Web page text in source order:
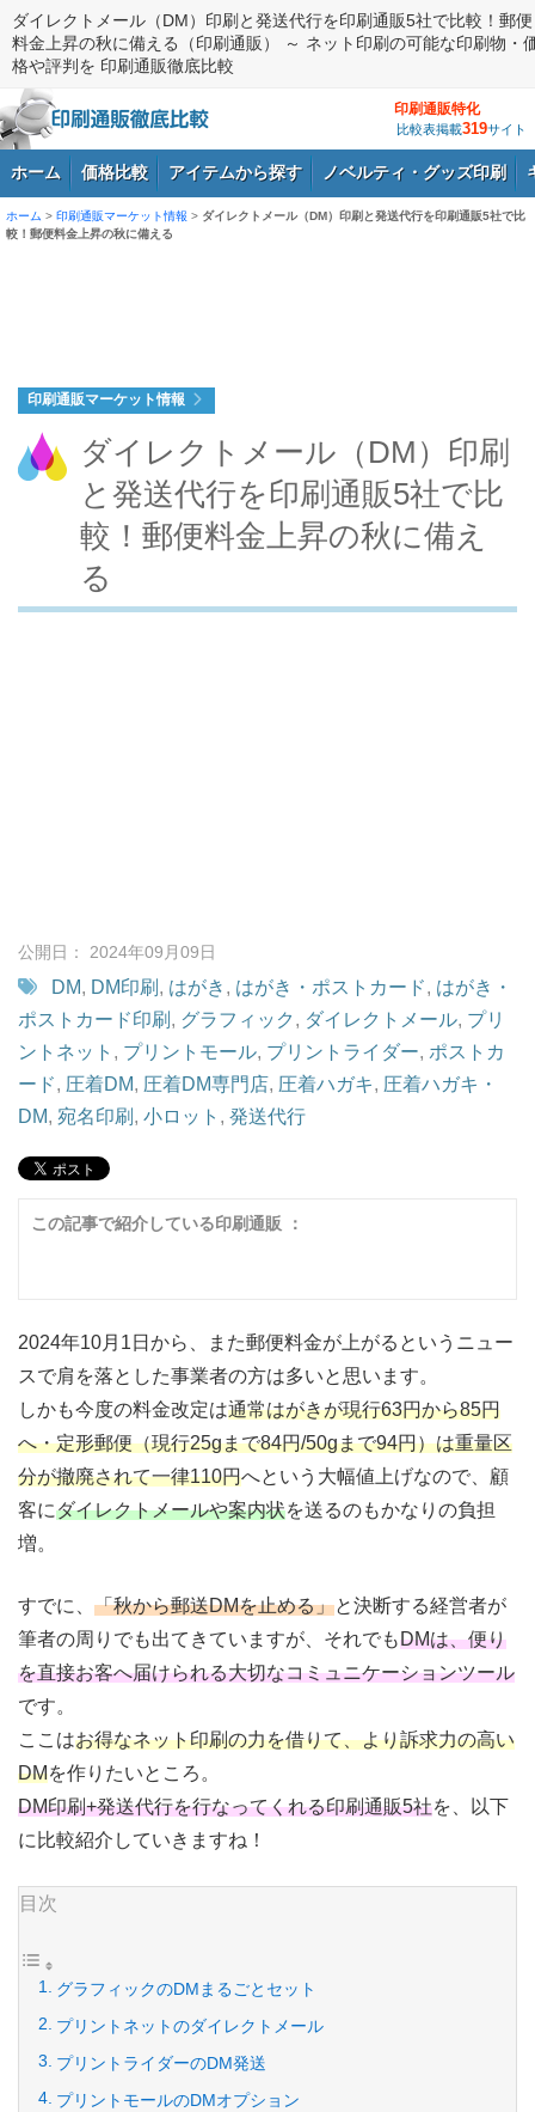
ダイレクトメール（DM）印刷と発送代行を印刷通販5社で比較！郵便
料金上昇の秋に備える（印刷通販） ～ ネット印刷の可能な印刷物・
格や評判を 印刷通販徹底比較
印刷通販特化
比較表掲載319サイト
ホーム 価格比較 アイテムから探す ノベルティ・グッズ印刷
ホーム > 印刷通販マーケット情報 > ダイレクトメール（DM）印刷と発送代行を印刷通販5社で比
較！郵便料金上昇の秋に備える
印刷通販マーケット情報
ダイレクトメール（DM）印刷
と発送代行を印刷通販5社で比
較！郵便料金上昇の秋に備え
る
公開日： 2024年09月09日
DM, DM印刷 , はがき , はがき・ポストカード, はがき・
ポストカード印刷 , グラフィック , ダイレクトメール, プリ
ントネット , プリントモール, プリントライダー, ポストカ
ード, 圧着DM, 圧着DM専門店, 圧着ハガキ, 圧着ハガキ・
DM, 宛名印刷 , 小ロット , 発送代行
この記事で紹介している印刷通販 ：
2024年10月1日から、また郵便料金が上がるというニュー
スで肩を落とした事業者の方は多いと思います。
しかも今度の料金改定は通常はがきが現行63円から85円
へ・定形郵便（現行25gまで84円/50gまで94円）は重量区
分が撤廃されて一律110円へという大幅値上げなので、顧
客にダイレクトメールや案内状を送るのもかなりの負担
増。
すでに、 「秋から郵送DMを止める」と決断する経営者が
筆者の周りでも出てきていますが、それでもDMは、便り
を直接お客へ届けられる大切なコミュニケーションツール
です。
ここはお得なネット印刷の力を借りて、より訴求力の高い
DMを作りたいところ。
DM印刷+発送代行を行なってくれる印刷通販5社を、以下
に比較紹介していきますね！
目次
グラフィックのDMまるごとセット
プリントネットのダイレクトメール
プリントライダーのDM発送
プリントモールのDMオプション